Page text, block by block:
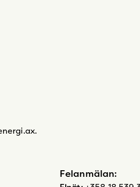
Felanmälan: